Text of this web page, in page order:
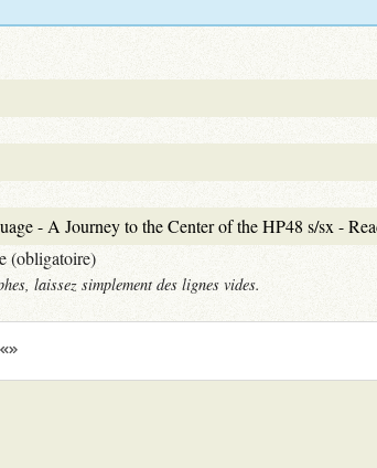
(obligatoire)
laissez simplement des lignes vides.